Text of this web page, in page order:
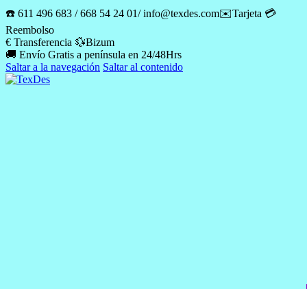
☎️ 611 496 683 / 668 54 24 01/ info@texdes.com✉️Tarjeta 💳
Reembolso
€ Transferencia 💱Bizum
🚚 Envío Gratis a península en 24/48Hrs
Saltar a la navegación Saltar al contenido